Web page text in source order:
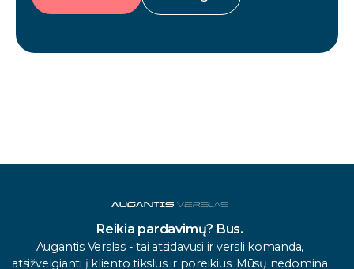
Reikia pardavimų? Bus.
Augantis Verslas - tai atsidavusi ir versli komanda,
atsižvelgianti į kliento tikslus ir poreikius. Mūsų nedomina